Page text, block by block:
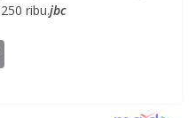
ribu.jbc